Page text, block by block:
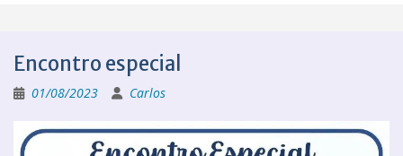
Encontro especial
01/08/2023 Carlos